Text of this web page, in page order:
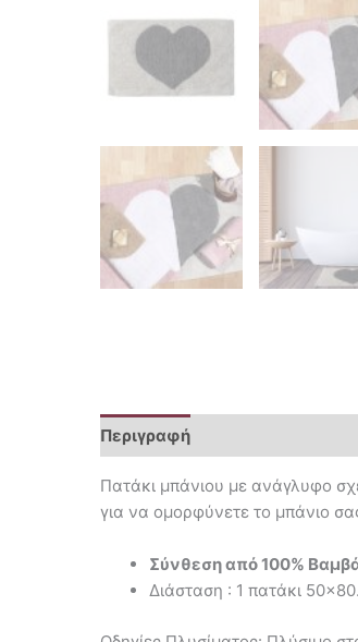
Περιγραφή
Πατάκι μπάνιου με ανάγλυφο
για να ομορφύνετε το μπάνιο
Σύνθεση από 100%
Διάσταση : 1 πατάκι 50×80.